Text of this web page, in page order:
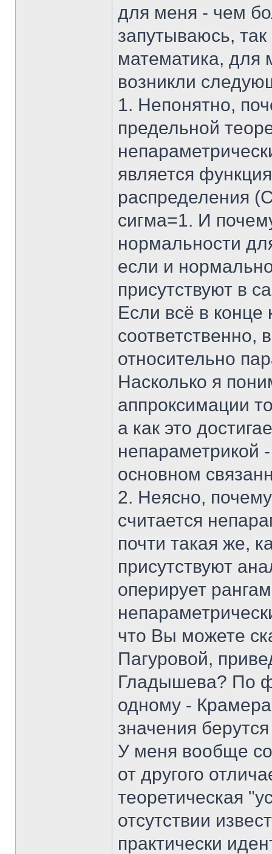
для меня - чем
запутываюсь,
математика, для
возникли
1. Непонятно,
предельной
является
распределения
сигма=1. И
нормальности
если и
присутствуют в
Если всё в конце
соответственно,
относительно
Насколько я
аппроксимации
а как это
непараметрикой
основном
2. Неясно,
считается
почти такая же,
присутствуют
оперирует
что Вы можете
Пагуровой,
Гладышева? По
одному -
значения
У меня вообще
от другого
теоретическая
отсутствии
практически